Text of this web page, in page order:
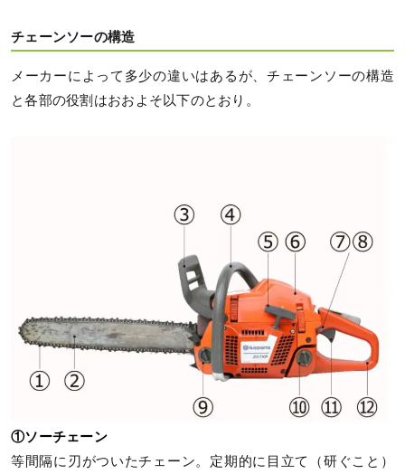
チェーンソーの構造
メーカーによって多少の違いはあるが、チェーンソーの構造
と各部の役割はおおよそ以下のとおり。
①ソーチェーン
等間隔に刃がついたチェーン。定期的に目立て（研ぐこと）